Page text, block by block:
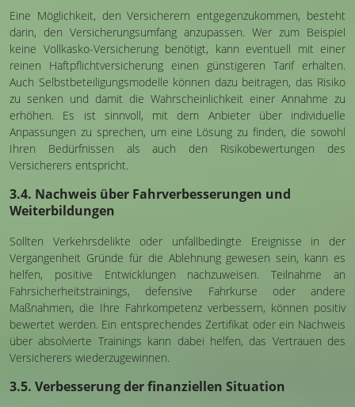
Eine Möglichkeit, den Versicherern entgegenzukommen, besteht
darin, den Versicherungsumfang anzupassen. Wer zum Beispiel
keine Vollkasko-Versicherung benötigt, kann eventuell mit einer
reinen Haftpflichtversicherung einen günstigeren Tarif erhalten.
Auch Selbstbeteiligungsmodelle können dazu beitragen, das Risiko
zu senken und damit die Wahrscheinlichkeit einer Annahme zu
erhöhen. Es ist sinnvoll, mit dem Anbieter über individuelle
Anpassungen zu sprechen, um eine Lösung zu finden, die sowohl
Ihren Bedürfnissen als auch den Risikobewertungen des
Versicherers entspricht.
3.4. Nachweis über Fahrverbesserungen und
Weiterbildungen
Sollten Verkehrsdelikte oder unfallbedingte Ereignisse in der
Vergangenheit Gründe für die Ablehnung gewesen sein, kann es
helfen, positive Entwicklungen nachzuweisen. Teilnahme an
Fahrsicherheitstrainings, defensive Fahrkurse oder andere
Maßnahmen, die Ihre Fahrkompetenz verbessern, können positiv
bewertet werden. Ein entsprechendes Zertifikat oder ein Nachweis
über absolvierte Trainings kann dabei helfen, das Vertrauen des
Versicherers wiederzugewinnen.
3.5. Verbesserung der finanziellen Situation